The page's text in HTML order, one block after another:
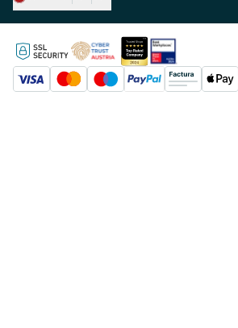
https://biogena.com/de-at
https://biogena.com/de-de
https://biogena.com/de-ch
https://biogena.com/it-it
https://biogena.com/ro-ro